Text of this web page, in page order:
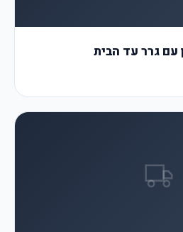
עם גרר עד הבית